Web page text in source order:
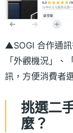
▲SOGI 合作通
「外觀機況」、
訊，方便消費者
挑選二
麼？